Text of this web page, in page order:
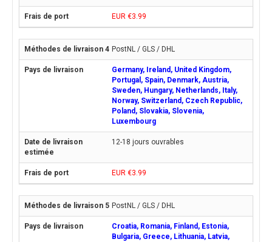
EUR €3.99
PostNL / GLS / DHL
Germany, Ireland, United Kingdom,
Portugal, Spain, Denmark, Austria,
Sweden, Hungary, Netherlands, Italy,
Norway, Switzerland, Czech Republic,
Poland, Slovakia, Slovenia,
Luxembourg
12-18 jours ouvrables
EUR €3.99
PostNL / GLS / DHL
Croatia, Romania, Finland, Estonia,
Bulgaria, Greece, Lithuania, Latvia,